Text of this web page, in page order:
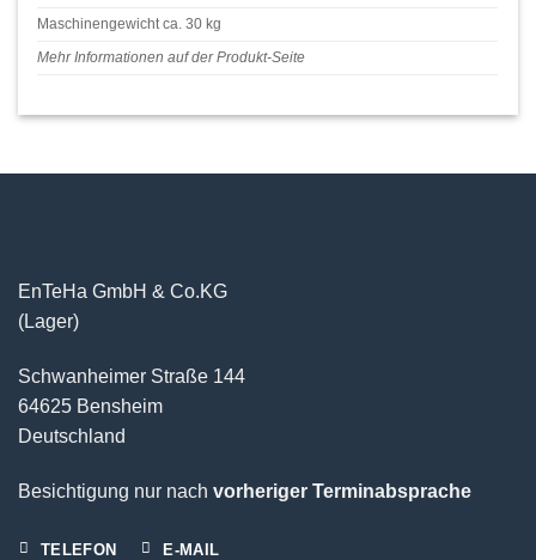
Maschinengewicht ca. 30 kg
Mehr Informationen auf der Produkt-Seite
EnTeHa GmbH & Co.KG
(Lager)
Schwanheimer Straße 144
64625 Bensheim
Deutschland
Besichtigung nur nach vorheriger Terminabsprache
TELEFON E-MAIL